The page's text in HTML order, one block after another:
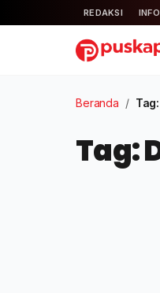
REDAKSI
Beranda /
Tag: